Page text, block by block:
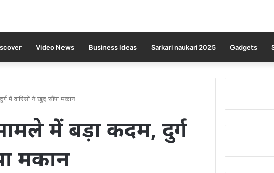
Video News Business Ideas Sarkari naukari 2025 Gadgets
में वारिसों ने खुद सौंपा मकान
में बड़ा कदम, दुर्ग
मकान